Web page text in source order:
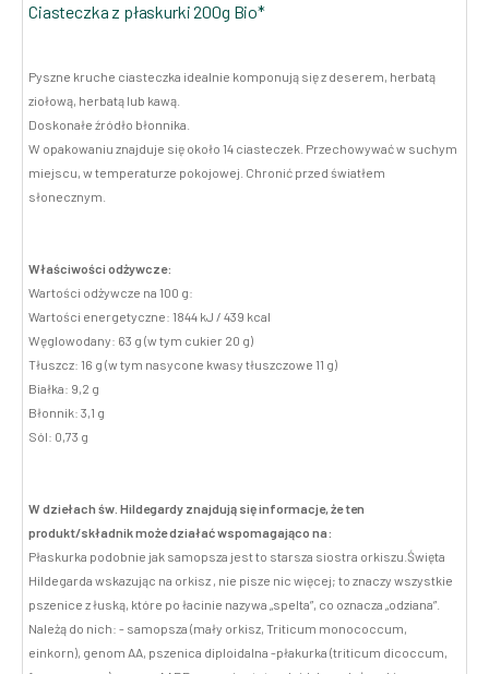
Ciasteczka z płaskurki 200g Bio*
Pyszne kruche ciasteczka idealnie komponują się z deserem, herbatą
ziołową, herbatą lub kawą.
Doskonałe źródło błonnika.
W opakowaniu znajduje się około 14 ciasteczek. Przechowywać w suchym
miejscu, w temperaturze pokojowej. Chronić przed światłem
słonecznym.
Właściwości odżywcze:
Wartości odżywcze na 100 g:
Wartości energetyczne: 1844 kJ / 439 kcal
Węglowodany: 63 g (w tym cukier 20 g)
Tłuszcz: 16 g (w tym nasycone kwasy tłuszczowe 11 g)
Białka: 9,2 g
Błonnik: 3,1 g
Sól: 0,73 g
W dziełach św. Hildegardy znajdują się informacje, że ten
produkt/składnik może działać wspomagająco na:
Płaskurka podobnie jak samopsza jest to starsza siostra orkiszu.Święta
Hildegarda wskazując na orkisz , nie pisze nic więcej; to znaczy wszystkie
pszenice z łuską, które po łacinie nazywa „spelta”, co oznacza „odziana”.
Należą do nich: - samopsza (mały orkisz, Triticum monococcum,
einkorn), genom AA, pszenica diploidalna -płakurka (triticum dicoccum,